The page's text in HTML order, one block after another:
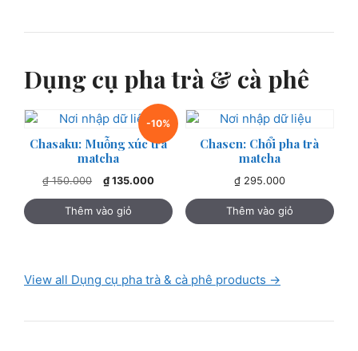
Dụng cụ pha trà & cà phê
-10%
Chasaku: Muỗng xúc trà
matcha
₫150.000
Giá
là:
₫ 150.000.
₫ 135.000Giá
là:
Thêm vào giỏ
Chasen: Chổi pha trà
matcha
₫295.000
Thêm vào giỏ
View all Dụng cụ pha trà & cà phê products →